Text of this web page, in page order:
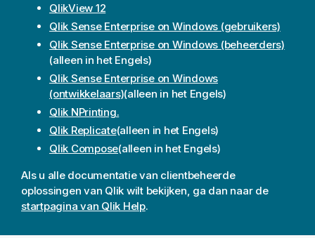
QlikView 12
Qlik Sense Enterprise on Windows (gebruikers)
Qlik Sense Enterprise on Windows (beheerders)
(alleen in het Engels)
Qlik Sense Enterprise on Windows
(ontwikkelaars)(alleen in het Engels)
Qlik NPrinting.
Qlik Replicate(alleen in het Engels)
Qlik Compose(alleen in het Engels)
Als u alle documentatie van clientbeheerde
oplossingen van Qlik wilt bekijken, ga dan naar de
startpagina van Qlik Help.